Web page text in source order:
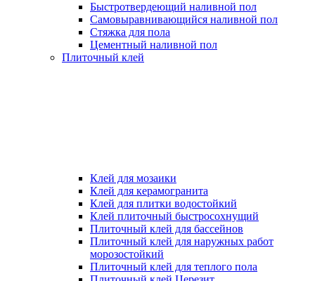
Быстротвердеющий наливной пол
Самовыравнивающийся наливной пол
Стяжка для пола
Цементный наливной пол
Плиточный клей
Клей для мозаики
Клей для керамогранита
Клей для плитки водостойкий
Клей плиточный быстросохнущий
Плиточный клей для бассейнов
Плиточный клей для наружных работ
морозостойкий
Плиточный клей для теплого пола